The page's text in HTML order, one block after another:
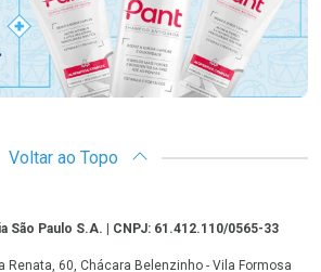
Voltar ao Topo
São Paulo S.A. | CNPJ: 61.412.110/0565-33
Renata, 60, Chácara Belenzinho - Vila Formosa